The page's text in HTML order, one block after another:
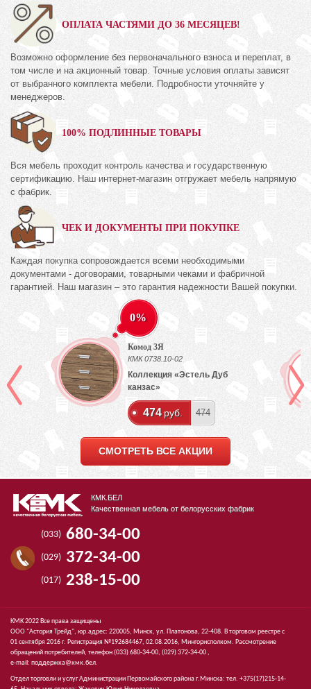
ОПЛАТА ЧАСТЯМИ ДО 36 МЕСЯЦЕВ!
Возможно оформление без первоначального взноса и переплат, в
том числе и на акционный товар. Точные условия оплаты зависят
от выбранного комплекта мебели. Подробности уточняйте у
менеджеров.
100% ПОДЛИННЫЕ ТОВАРЫ
Вся мебель проходит контроль качества и государственную
сертификацию. Наш интернет-магазин отгружает мебель напрямую
с фабрик.
ЧЕК И ДОКУМЕНТЫ ПРИ ПОКУПКЕ
Каждая покупка сопровождается всеми необходимыми
документами - договорами, товарными чеками и фабричной
гарантией. Наш магазин – это гарантия надежности Вашей покупки.
0%
Комод 3Я
КМК 0738.10-02
Коллекция «Эстель Дуб
канзас»
474 руб. 474
СМОТРЕТЬ ВСЕ АКЦИИ
КМК.БЕЛ
Качественная мебель от белорусских фабрик
(033) 680-34-00
(029) 372-34-00
(017) 238-15-00
КМК 2022 Все права защищены
ООО "Астория Трейд", юр.адрес: 220005, Минск, ул. Платонова, 22-408. В торговом реестре с
01 сентября 2016 г. Регистрация №192684467, 02.08.2016, Мингорисполком. Рассмотрение
обращений потребителей, телефон(033)680-34-00, (029)372-34-00 ,
e-mail: поддержка@кмк.бел.
Отдел торговли и услуг Администрации Первомайского района г.Минска: тел. +375(17)215-14-